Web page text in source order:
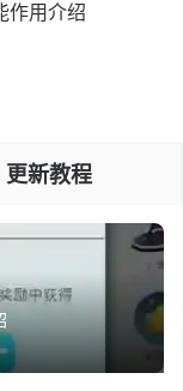
作用介绍
更新教程